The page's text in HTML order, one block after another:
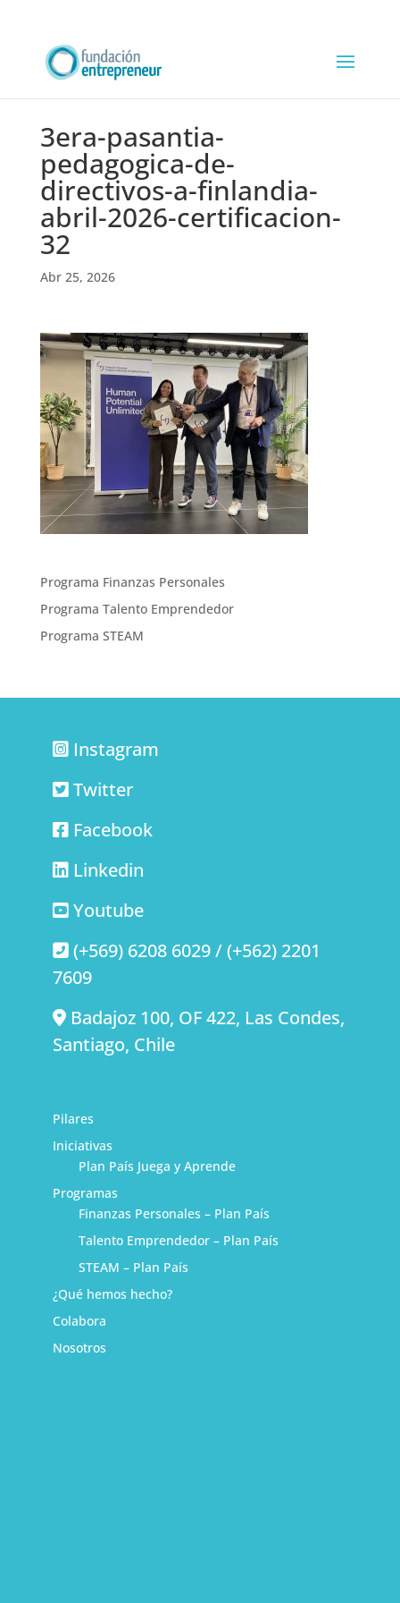
3era-pasantia-
pedagogica-de-
directivos-a-finlandia-
abril-2026-certificacion-
32
Abr 25, 2026
Programa Finanzas Personales
Programa Talento Emprendedor
Programa STEAM
Instagram
Twitter
Facebook
Linkedin
Youtube
(+569) 6208 6029 / (+562) 2201
7609
Badajoz 100, OF 422, Las Condes,
Santiago, Chile
Pilares
Iniciativas
Plan País Juega y Aprende
Programas
Finanzas Personales – Plan País
Talento Emprendedor – Plan País
STEAM – Plan País
¿Qué hemos hecho?
Colabora
Nosotros